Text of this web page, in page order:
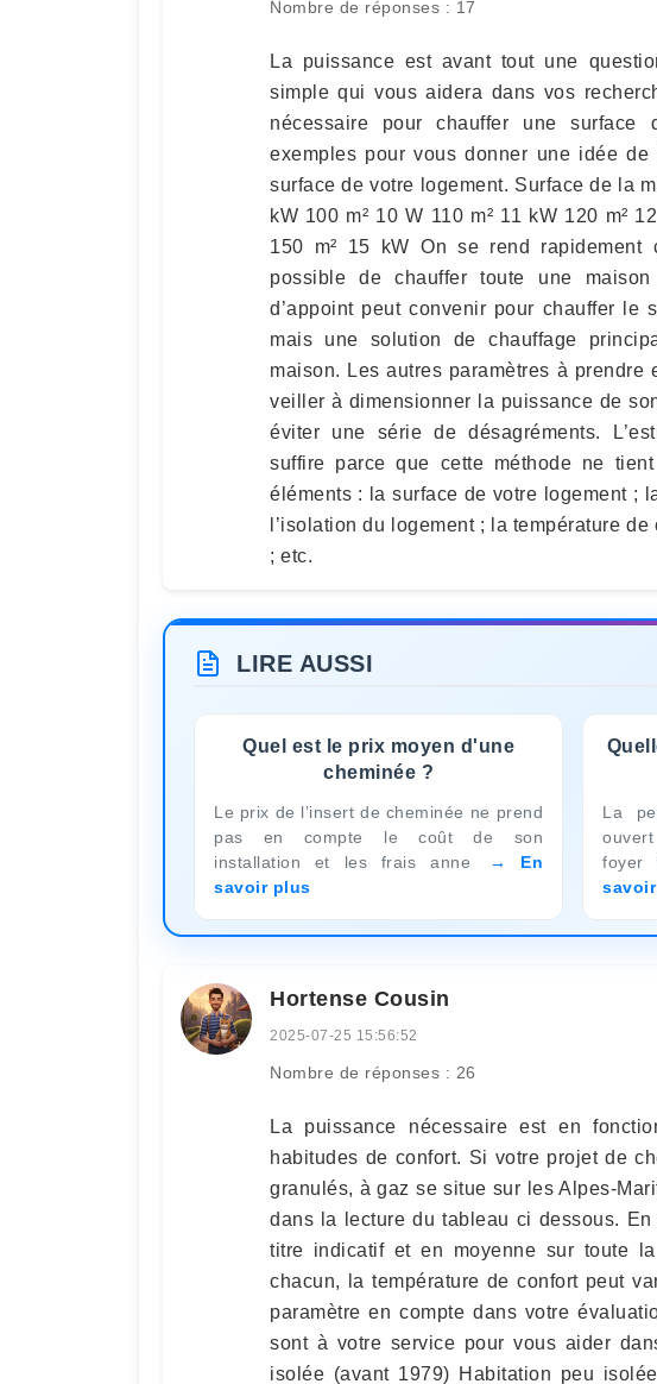
Nombre de réponses : 17
La puissance est avant tout une
simple qui vous aidera dans vos
nécessaire pour chauffer une
exemples pour vous donner une idée
surface de votre logement. Surface de la
kW 100 m² 10 W 110 m² 11 kW 120 m²
150 m² 15 kW On se rend rapidement
possible de chauffer toute une
d’appoint peut convenir pour chauffer le
mais une solution de chauffage
maison. Les autres paramètres à
veiller à dimensionner la puissance de
éviter une série de désagréments.
suffire parce que cette méthode ne
éléments : la surface de votre logement ;
l’isolation du logement ; la température
; etc.
LIRE AUSSI
Quel est le prix moyen d'une
cheminée ?
Le prix de l’insert de cheminée ne prend
pas en compte le coût de son
installation et les frais anne
En
savoir plus
La
foyer
Hortense Cousin
2025-07-25 15:56:52
Nombre de réponses : 26
La puissance nécessaire est en
habitudes de confort. Si votre projet de
granulés, à gaz se situe sur les Alpes-
dans la lecture du tableau ci dessous.
titre indicatif et en moyenne sur toute
chacun, la température de confort peut
paramètre en compte dans votre
sont à votre service pour vous aider
isolée (avant 1979) Habitation peu